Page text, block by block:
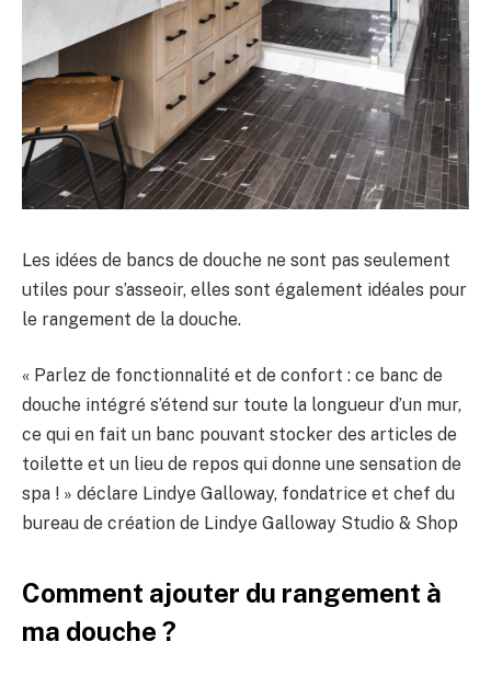
Les idées de bancs de douche ne sont pas seulement
utiles pour s’asseoir, elles sont également idéales pour
le rangement de la douche.
« Parlez de fonctionnalité et de confort : ce banc de
douche intégré s’étend sur toute la longueur d’un mur,
ce qui en fait un banc pouvant stocker des articles de
toilette et un lieu de repos qui donne une sensation de
spa ! » déclare Lindye Galloway, fondatrice et chef du
bureau de création de Lindye Galloway Studio & Shop
Comment ajouter du rangement à
ma douche ?